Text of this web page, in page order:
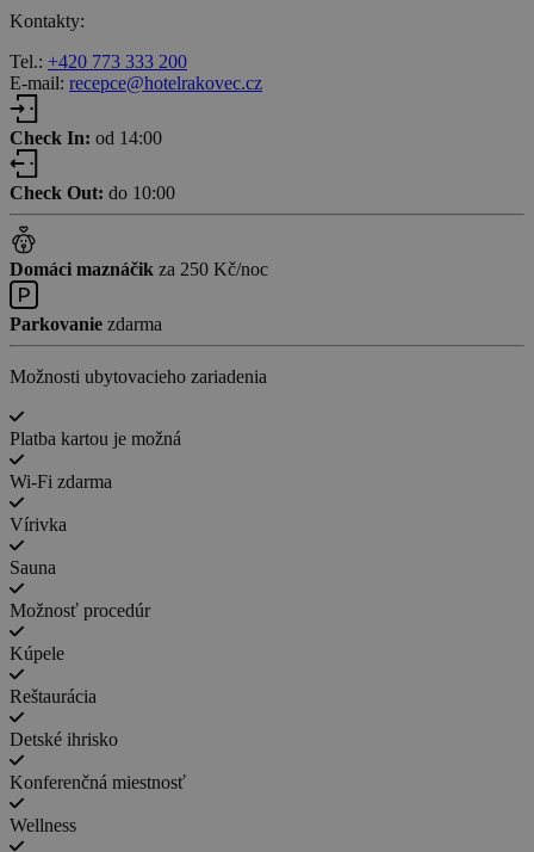
Kontakty:
Tel.: +420 773 333 200
E-mail: recepce@hotelrakovec.cz
Check In: od 14:00
Check Out: do 10:00
Domáci maznáčik za 250 Kč/noc
Parkovanie zdarma
Možnosti ubytovacieho zariadenia
Platba kartou je možná
Wi-Fi zdarma
Vírivka
Sauna
Možnosť procedúr
Kúpele
Reštaurácia
Detské ihrisko
Konferenčná miestnosť
Wellness